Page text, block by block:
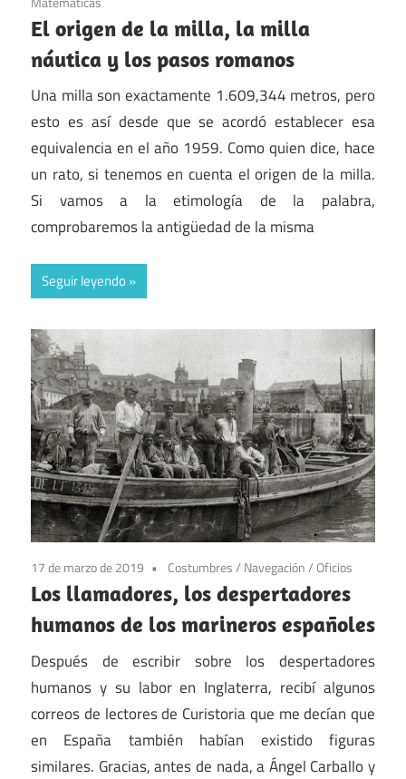
El origen de la milla, la milla
náutica y los pasos romanos
Una milla son exactamente 1.609,344 metros, pero
esto es así desde que se acordó establecer esa
equivalencia en el año 1959. Como quien dice, hace
un rato, si tenemos en cuenta el origen de la milla.
Si vamos a la etimología de la palabra,
comprobaremos la antigüedad de la misma
Seguir leyendo
17 de marzo de 2019 Costumbres/ Navegación/Oficios
Los llamadores, los despertadores
humanos de los marineros españoles
Después de escribir sobre los despertadores
humanos y su labor en Inglaterra, recibí algunos
correos de lectores de Curistoria que me decían que
en España también habían existido figuras
similares. Gracias, antes de nada, a Ángel Carballo y